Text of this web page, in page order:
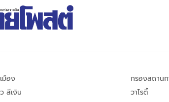
มือง
สีเงิน
กรองสถาน
วาไรตี้